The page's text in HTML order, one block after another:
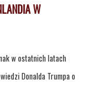
W
w ostatnich latach
Donalda Trumpa o